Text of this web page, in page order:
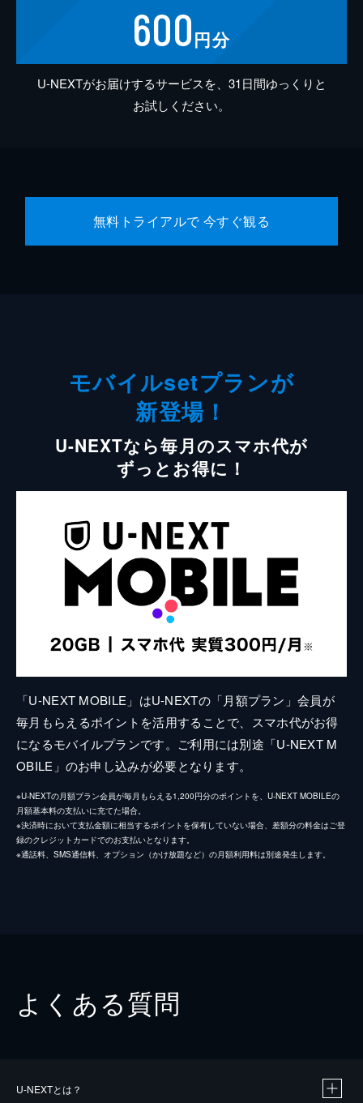
600円分
U-NEXTがお届けするサービスを、31日間ゆっくりと
お試しください。
無料トライアルで 今すぐ観る
モバイルsetプランが
新登場！
U-NEXTなら毎月のスマホ代が
ずっとお得に！
「U-NEXT MOBILE」はU-NEXTの「月額プラン」会員が
毎月もらえるポイントを活用することで、スマホ代がお得
になるモバイルプランです。ご利用には別途「U-NEXT M
OBILE」のお申し込みが必要となります。
※U-NEXTの月額プラン会員が毎月もらえる1,200円分のポイントを、U-NEXT MOBILEの
月額基本料の支払いに充てた場合。
※決済時において支払金額に相当するポイントを保有していない場合、差額分の料金はご登
録のクレジットカードでのお支払いとなります。
※通話料、SMS通信料、オプション（かけ放題など）の月額利用料は別途発生します。
よくある質問
U-NEXTとは？